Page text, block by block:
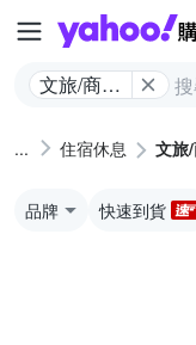
文旅/商務
住宿休息 文旅
品牌 快速到貨